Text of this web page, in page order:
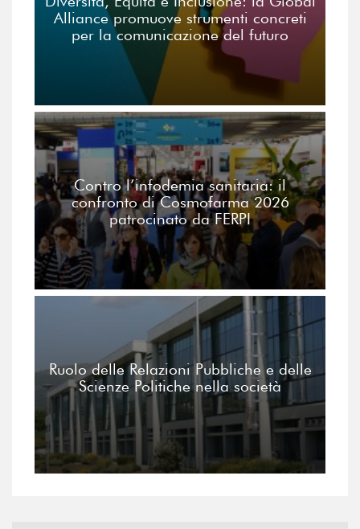
Alliance promuove strumenti concreti
per la comunicazione del futuro
Contro l’infodemia sanitaria: il
confronto di Cosmofarma 2026
patrocinato da FERPI
Ruolo delle Relazioni Pubbliche e delle
Scienze Politiche nella società